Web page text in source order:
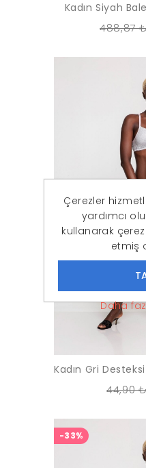
Kadın Siyah
488,87
44,90
-33%
Çerezler
yardımcı
kullanarak çerez
etmiş
Daha